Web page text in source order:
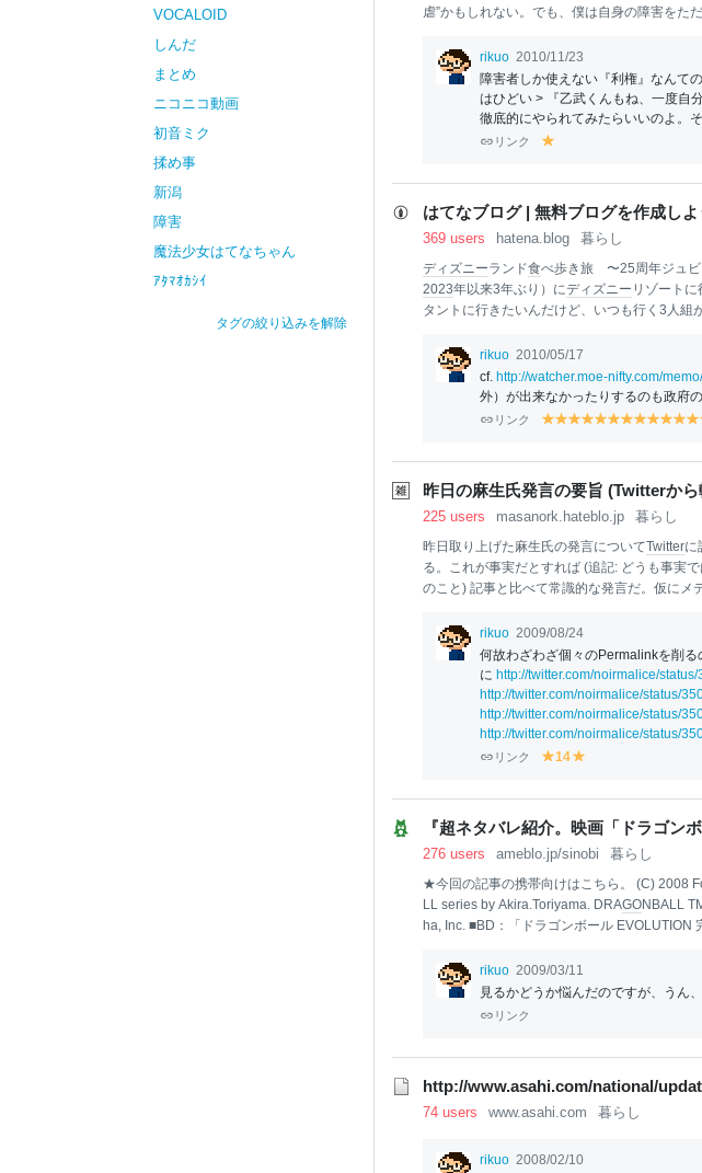
VOCALOID
しんだ
まとめ
ニコニコ動画
初音ミク
揉め事
新潟
障害
魔法少女はてなちゃん
ｱﾀﾏｵｶｼｲ
タグの絞り込みを解除
虐”かもしれない。でも、僕は自身の障害をた
に、笑いを取ろうとしている。 2010-11-21
_Ida 「自虐」は、他人の視点（蔑視）を引き
辞。要するに自分自身が本来持っている感覚
じさせる。すなわち本来自尊心の持ち主が言
己が己を蔑視する逆ナルシズム。だからアナタ
rikuo 2010/11/23
障害者しか使えない『利権』なんて
はひどい > 『乙武くんもね、一度自
徹底的にやられてみたらいいのよ。
リンク
lo
w
はてなブログ | 無料ブログを作成しよ
369 users hatena.blog 暮らし
ディズニーランド食べ歩き旅 〜25周年ジュビ
2023年以来3年ぶり）にディズニー リゾート
タントに行きたいんだけど、いつも行く3人組
は今まで10回くらい来てるけど、これまでは
rikuo 2010/05/17
cf. http://watcher.moe-nifty.com/
外）が出来なかったりするのも政府の
リンク
y
lo
w
y
lo
w
y
lo
w
y
lo
w
y
lo
w
y
lo
w
y
lo
w
y
lo
w
y
lo
w
y
lo
y
lolo
w
昨日の麻生氏発言の要旨 (Twitterか
225 users masanork.hateblo.jp 暮らし
昨日取り上げた麻生氏の発言についてTwitterに
る。これが事実だとすれば (追記: どうも事実
のこと) 記事と比べて常識的な発言だ。仮にメ
った自分も恥ずかしい。メディアを信用できな
くネット選挙を解禁して演説や速記録をネッ
こうやって演説の一部を転載することは公選法
ろだが引用する。 追記:Twitter発言の元になっ
稿を追加。 これが本当だとすると、まさに私
いる、というか、麻生さんは問題の要所を的
る。 この話、しかし、Twitter
rikuo 2009/08/24
何故わざわざ個々のPermalinkを削
に http://twitter.com/noirmalice/
http://twitter.com/noirmalice/status/
http://twitter.com/noirmalice/status/
http://twitter.com/noirmalice/status/
リンク
y
lo
w
14
lo
w
『超ネタバレ紹介。映画「ドラゴン
276 users ameblo.jp/sinobi 暮らし
★今回の記事の携帯向けはこちら。 (C) 2008
LL series by Akira.Toriyama. DRAGONBALL
ha, Inc. ■BD：「ドラゴンボール EVOLUTION
されたワールドプレミアに行って”しまった”方
過ごしておられるのであろうか。 今回に限り
当に最後の最後まで紹介しているの
rikuo 2009/03/11
見るかどうか悩んだのですが、うん、
リンク
http://www.asahi.com/national/
74 users www.asahi.com 暮らし
rikuo 2008/02/10